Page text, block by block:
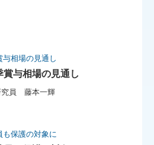
与相場の見通し
究員 藤本一輝